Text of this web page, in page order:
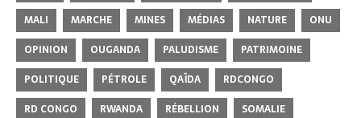
MALI
MARCHE MINES MÉDIAS NATURE
ONU
OPINION
OUGANDA PALUDISME
PATRIMOINE
POLITIQUE
PÉTROLE QAÏDA
RDCONGO
RD CONGO
RWANDA RÉBELLION SOMALIE